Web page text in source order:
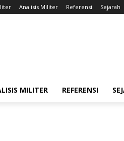
Analisis Militer Referensi Sejarah
MILITER REFERENSI